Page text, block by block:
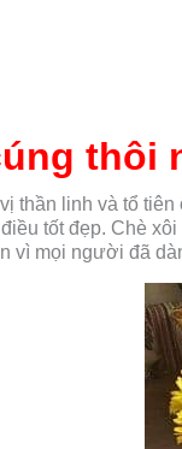
thôi
thần linh và tổ
tốt đẹp. Chè
vì mọi người đã